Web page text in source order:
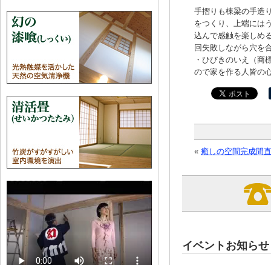
手摺りも棟梁の手造
をつくり、上端には
込んで感触を楽しめ
回失敗しながら穴を
・ひびきのいえ（商
ので家を作る人皆の
« 癒しの空間完成間
イベントお知らせ